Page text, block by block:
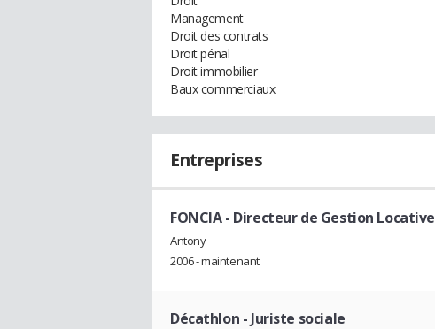
Management
Droit des contrats
Droit pénal
Droit immobilier
Baux commerciaux
Entreprises
FONCIA- Directeur de Gestion Locative
Antony
2006 - maintenant
Décathlon - Juriste sociale